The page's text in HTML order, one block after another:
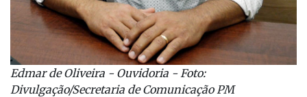
Edmar de Oliveira - Ouvidoria - Foto:
Divulgação/Secretaria de Comunicação PM